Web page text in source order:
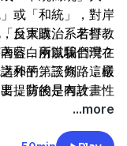
或「和統」，對岸
台大政治系名譽教
容，所以我們現在
外的第三條路，嚴
提防的是內攻。
反軍購」。若打台
藍白兩黨騙台灣？
和平、談判，這樣
，背後是有計畫性
...more